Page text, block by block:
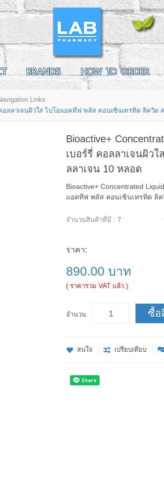
BRANDS HOW TO ORDER
อลลาเจนผิวใส ไบโอแอคทีฟ พลัส คอนเซินเทรทิด ลิควิด
Bioactive+
เบอร์รี่ คอลลาเจนผิว
ลลาเจน 10 หลอด
Bioactive+ Concentrated
แอคทีฟ พลัส คอนเซินเทรทิด ลิ
จำนวนสินค้าที่มี : 7
ราคา:
890.00 บาท
( ราคารวม VAT แล้ว )
จำนวน ซื้อ
สนใจ เปรียบเทียบ